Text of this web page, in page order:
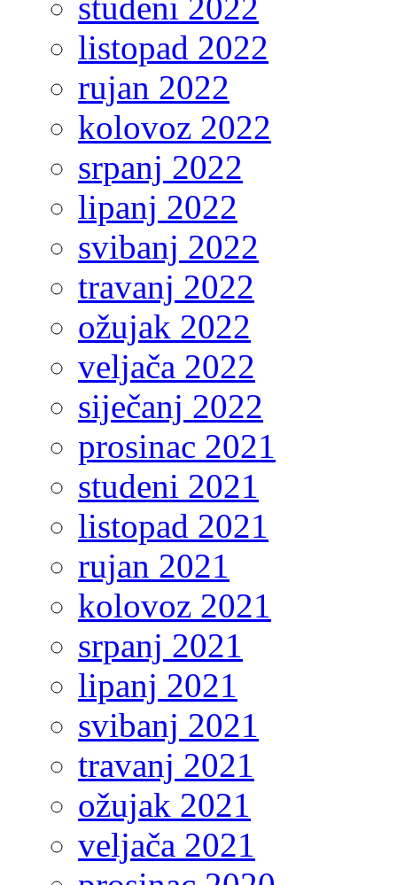
studeni 2022
listopad 2022
rujan 2022
kolovoz 2022
srpanj 2022
lipanj 2022
svibanj 2022
travanj 2022
ožujak 2022
veljača 2022
siječanj 2022
prosinac 2021
studeni 2021
listopad 2021
rujan 2021
kolovoz 2021
srpanj 2021
lipanj 2021
svibanj 2021
travanj 2021
ožujak 2021
veljača 2021